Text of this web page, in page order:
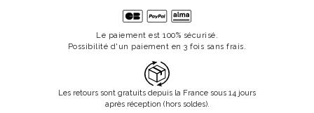
Le paiement est 100% sécurisé.
Possibilité d'un paiement en 3 fois sans frais.
Les retours sont gratuits depuis la France sous 14 jours
après réception (hors soldes).